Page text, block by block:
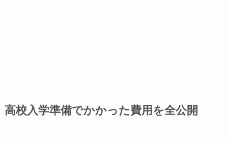
高校入学準備でかかった費用を全公開